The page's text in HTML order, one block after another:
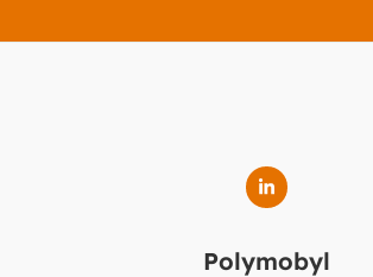
Polymobyl